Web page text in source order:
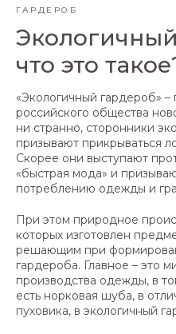
ГАРДЕРОБ
что это
«Экологичный гардероб»
российского общества
ни странно, сторонники
призывают прикрываться
Скорее они выступают
«быстрая мода» и
потреблению одежды и
При этом природное
которых изготовлен
решающим при
гардероба. Главное – это
производства одежды, в
есть норковая шуба, в
пуховика, в экологичный